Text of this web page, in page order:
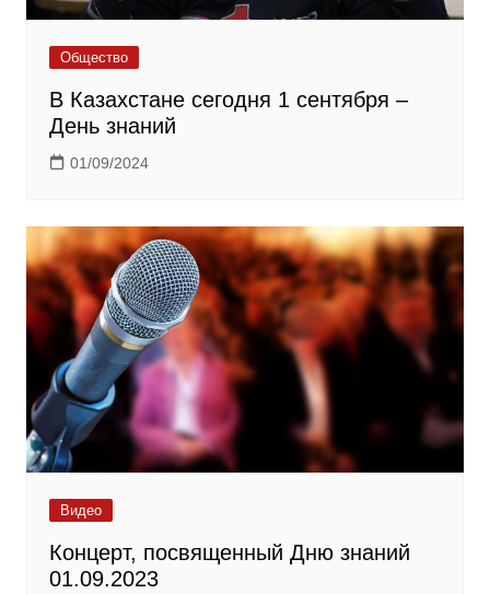
Общество
В Казахстане сегодня 1 сентября –
День знаний
01/09/2024
Видео
Концерт, посвященный Дню знаний
01.09.2023